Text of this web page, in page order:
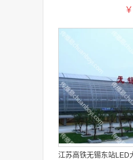
江苏高铁无锡东站LED